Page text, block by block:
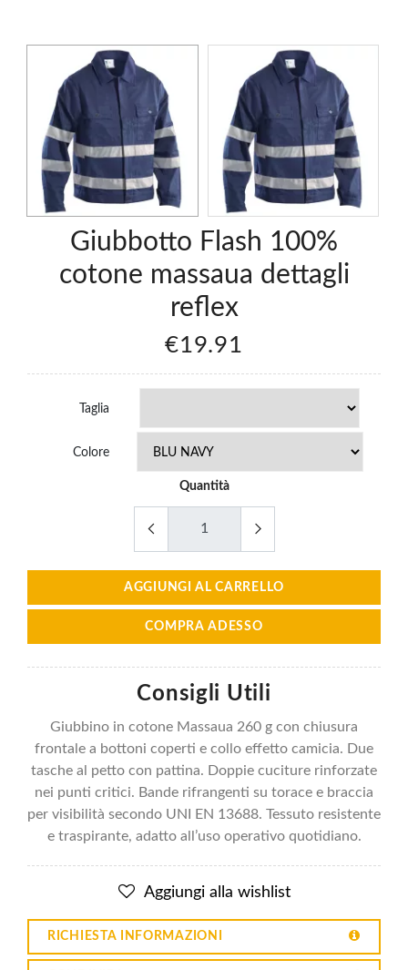
Giubbotto Flash 100%
cotone massaua dettagli
reflex
€19.91
Taglia
Colore
Quantità
AGGIUNGI AL CARRELLO
COMPRA ADESSO
Consigli Utili
Giubbino in cotone Massaua 260 g con chiusura
frontale a bottoni coperti e collo effetto camicia. Due
tasche al petto con pattina. Doppie cuciture rinforzate
nei punti critici. Bande rifrangenti su torace e braccia
per visibilità secondo UNI EN 13688. Tessuto resistente
e traspirante, adatto all’uso operativo quotidiano.
Aggiungi alla wishlist
RICHIESTA INFORMAZIONI